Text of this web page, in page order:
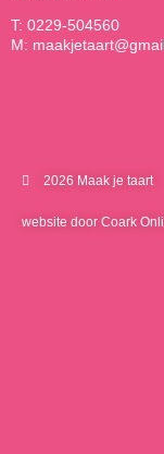
T: 0229-504560
M:
2026 Maak je taart
website door Coark